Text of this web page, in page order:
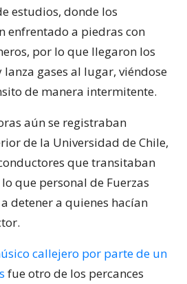
estudios, donde los
enfrentado a piedras con
por lo que llegaron los
gases al lugar, viéndose
de manera intermitente.
aún se registraban
de la Universidad de Chile,
que transitaban
que personal de Fuerzas
detener a quienes hacían
callejero por parte de un
fue otro de los percances